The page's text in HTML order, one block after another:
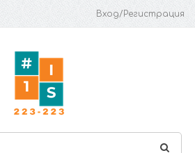
Вход/Регистрация